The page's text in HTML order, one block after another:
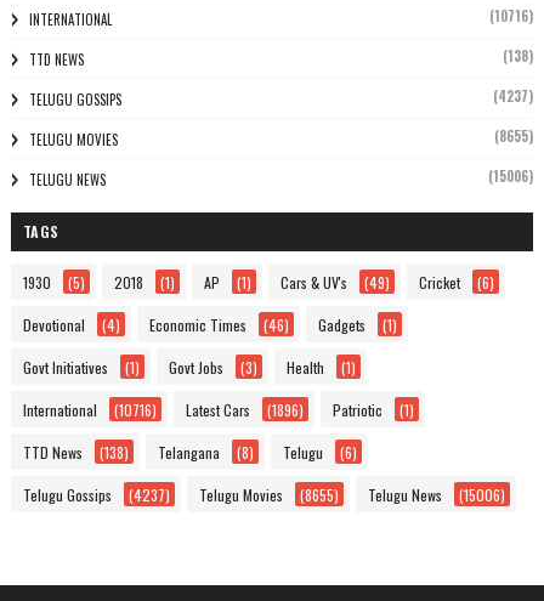
INTERNATIONAL (10716)
TTD NEWS (138)
TELUGU GOSSIPS (4237)
TELUGU MOVIES (8655)
TELUGU NEWS (15006)
TAGS
1930 (5) 2018 (1) AP (1) Cars & UV's (49) Cricket (6)
Devotional (4) Economic Times (46) Gadgets (1)
Govt Initiatives (1) Govt Jobs (3) Health (1)
International (10716) Latest Cars (1896) Patriotic (1)
TTD News (138) Telangana (8) Telugu (6)
Telugu Gossips (4237) Telugu Movies (8655) Telugu News (15006)